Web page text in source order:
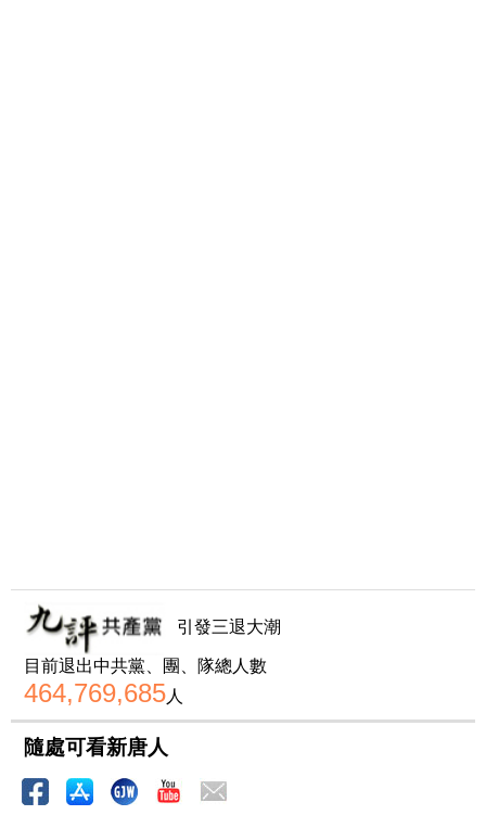
引發三退大潮
目前退出中共黨、團、隊總人數
464,769,685人
隨處可看新唐人